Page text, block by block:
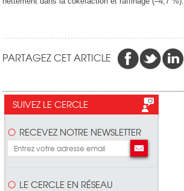
PARTAGEZ CET ARTICLE
SUIVEZ LE CERCLE
RECEVEZ NOTRE NEWSLETTER
LE CERCLE EN RÉSEAU